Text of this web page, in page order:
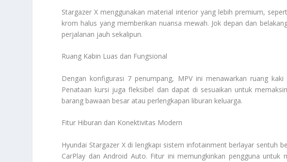
Stargazer X menggunakan material interior yang lebih premium,
krom halus yang memberikan nuansa mewah. Jok depan dan
perjalanan jauh sekalipun.
Ruang Kabin Luas dan Fungsional
Dengan konfigurasi 7 penumpang, MPV ini menawarkan ruang
Penataan kursi juga fleksibel dan dapat di sesuaikan untuk
barang bawaan besar atau perlengkapan liburan keluarga.
Fitur Hiburan dan Konektivitas Modern
Hyundai Stargazer X di lengkapi sistem infotainment berlayar sentuh
CarPlay dan Android Auto. Fitur ini memungkinkan pengguna untuk